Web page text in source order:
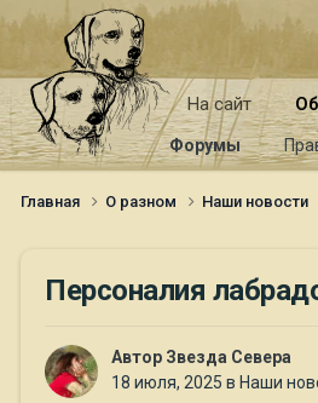
На сайт
Форумы
Главная О разном Наши новости
Персоналия
Автор Звезда Севера
18 июля, 2025 в Наши